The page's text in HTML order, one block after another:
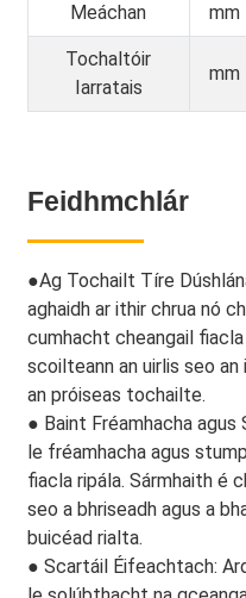
Meáchan mm
Tochaltóir
Iarratais
mm
Feidhmchlár
●Ag Tochailt Tíre
aghaidh ar ithir chrua nó
cumhacht cheangail
scoilteann an uirlis seo
an próiseas tochailte.
● Baint Fréamhacha
le fréamhacha agus
fiacla ripála. Sármhaith é
seo a bhriseadh agus a
buicéad rialta.
● Scartáil Éifeachtach: